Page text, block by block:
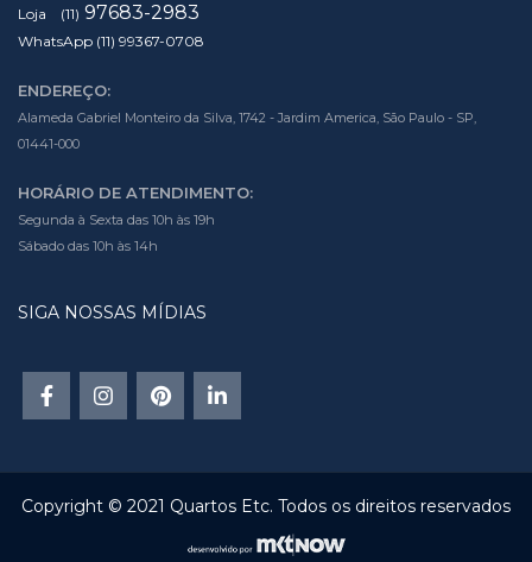
Loja (11) 97683-2983
WhatsApp (11) 99367-0708
ENDEREÇO:
Alameda Gabriel Monteiro da Silva, 1742 - Jardim America, São Paulo - SP,
01441-000
HORÁRIO DE ATENDIMENTO:
Segunda à Sexta das 10h às 19h
Sábado das 10h às 14h
SIGA NOSSAS MÍDIAS
Copyright © 2021 Quartos Etc. Todos os direitos reservados